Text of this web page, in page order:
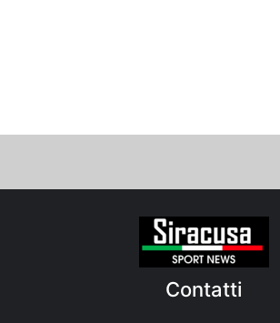
Contatti